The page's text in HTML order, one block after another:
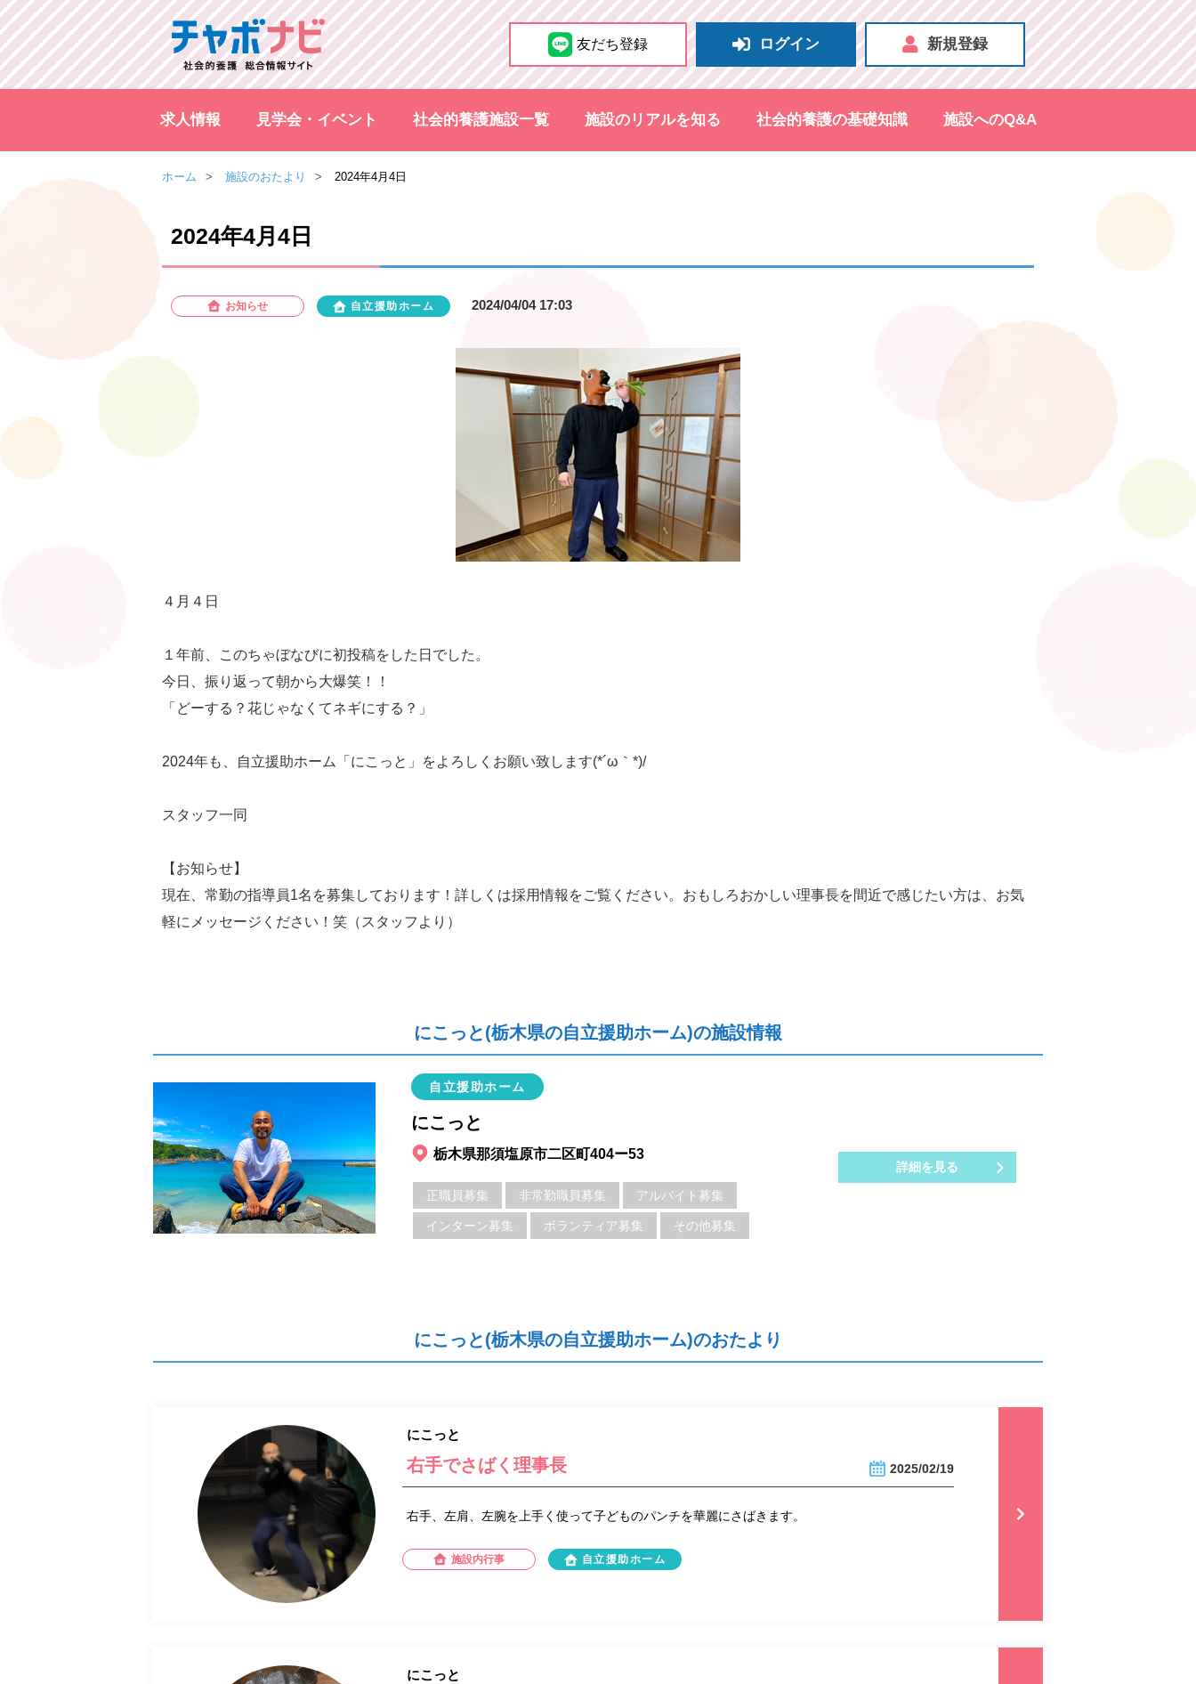
友だち登録 ログイン 新規登録
求人情報 見学会・イベント 社会的養護施設一覧 施設のリアルを知る 社会的養護の基礎知識 施設へのQ&A
ホーム 施設のおたより 2024年4月4日
2024年4月4日
お知らせ 自立援助ホーム 2024/04/04 17:03
４月４日
１年前、このちゃぼなびに初投稿をした日でした。
今日、振り返って朝から大爆笑！！
「どーする？花じゃなくてネギにする？」
2024年も、自立援助ホーム「にこっと」をよろしくお願い致します(*´ω｀*)/
スタッフ一同
【お知らせ】
現在、常勤の指導員1名を募集しております！詳しくは採用情報をご覧ください。おもしろおかしい理事長を間近で感じたい方は、お気
軽にメッセージください！笑（スタッフより）
にこっと(栃木県の自立援助ホーム)の施設情報
自立援助ホーム
にこっと
栃木県那須塩原市二区町404ー53
正職員募集 非常勤職員募集 アルバイト募集
インターン募集 ボランティア募集 その他募集
詳細を見る
にこっと(栃木県の自立援助ホーム)のおたより
2025/02/19
にこっと
右手でさばく理事長
右手、左肩、左腕を上手く使って子どものパンチを華麗にさばきます。
施設内行事 自立援助ホーム
にこっと